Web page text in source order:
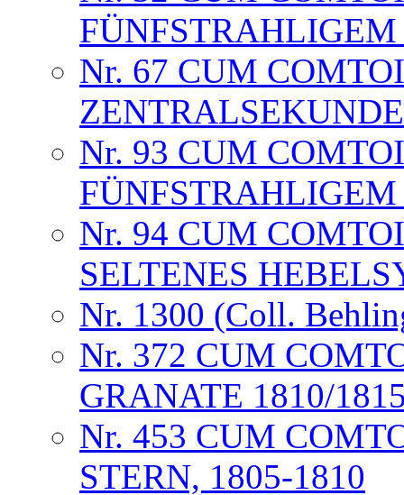
FÜNFSTRAHLIGEM
Nr. 67 CUM
ZENTRALSEKUNDE
Nr. 93 CUM
FÜNFSTRAHLIGEM
Nr. 94 CUM
SELTENES
Nr. 1300 (Coll.
Nr. 372 CUM
GRANATE 1810/
Nr. 453 CUM
STERN, 1805-1810